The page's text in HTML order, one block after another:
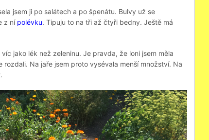
jsem ji po salátech a po špenátu. Bulvy už se
z ní polévku. Tipuju to na tři až čtyři bedny. Ještě má
víc jako lék než zeleninu. Je pravda, že loni jsem měla
Na jaře jsem proto vysévala menší množství. Na